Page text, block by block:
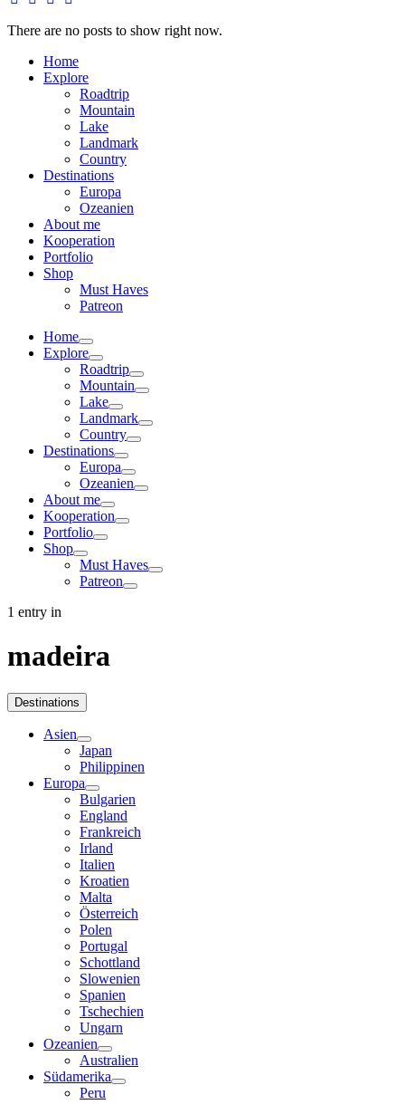
There are no posts to show right now.
Home
Explore
Roadtrip
Mountain
Lake
Landmark
Country
Destinations
Europa
Ozeanien
About me
Kooperation
Portfolio
Shop
Must Haves
Patreon
Home
Explore
Roadtrip
Mountain
Lake
Landmark
Country
Destinations
Europa
Ozeanien
About me
Kooperation
Portfolio
Shop
Must Haves
Patreon
1 entry in
madeira
Destinations
Asien
Japan
Philippinen
Europa
Bulgarien
England
Frankreich
Irland
Italien
Kroatien
Malta
Österreich
Polen
Portugal
Schottland
Slowenien
Spanien
Tschechien
Ungarn
Ozeanien
Australien
Südamerika
Peru